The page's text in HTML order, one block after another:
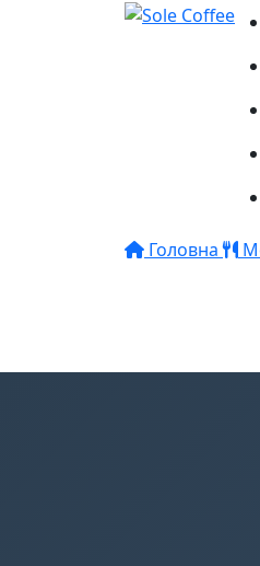
Головна